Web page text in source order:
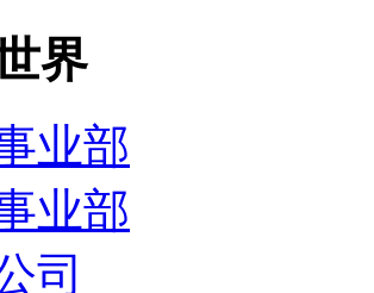
界
业部
业部
司